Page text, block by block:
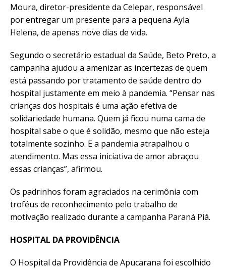
Moura, diretor-presidente da Celepar, responsável
por entregar um presente para a pequena Ayla
Helena, de apenas nove dias de vida.
Segundo o secretário estadual da Saúde, Beto Preto, a
campanha ajudou a amenizar as incertezas de quem
está passando por tratamento de saúde dentro do
hospital justamente em meio à pandemia. “Pensar nas
crianças dos hospitais é uma ação efetiva de
solidariedade humana. Quem já ficou numa cama de
hospital sabe o que é solidão, mesmo que não esteja
totalmente sozinho. E a pandemia atrapalhou o
atendimento. Mas essa iniciativa de amor abraçou
essas crianças”, afirmou.
Os padrinhos foram agraciados na cerimônia com
troféus de reconhecimento pelo trabalho de
motivação realizado durante a campanha Paraná Piá.
HOSPITAL DA PROVIDÊNCIA
O Hospital da Providência de Apucarana foi escolhido